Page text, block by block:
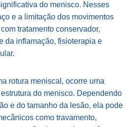
do menisco. Nesses
e a limitação dos movimentos
tratamento conservador,
da inflamação, fisioterapia e
rotura meniscal, ocorre uma
do menisco. Dependendo
e do tamanho da lesão, ela pode
como travamento,